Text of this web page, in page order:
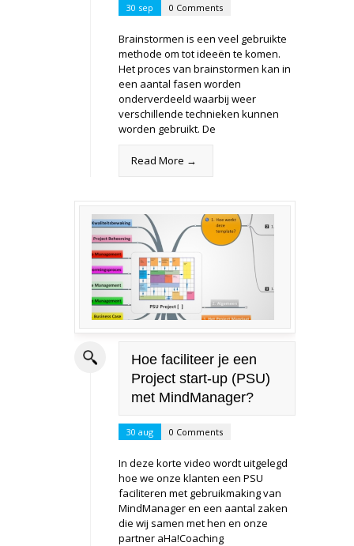
30 sep 0 Comments
Brainstormen is een veel gebruikte
methode om tot ideeën te komen.
Het proces van brainstormen kan in
een aantal fasen worden
onderverdeeld waarbij weer
verschillende technieken kunnen
worden gebruikt. De
Read More →
Hoe faciliteer je een
Project start-up (PSU)
met MindManager?
30 aug 0 Comments
In deze korte video wordt uitgelegd
hoe we onze klanten een PSU
faciliteren met gebruikmaking van
MindManager en een aantal zaken
die wij samen met hen en onze
partner aHa!Coaching